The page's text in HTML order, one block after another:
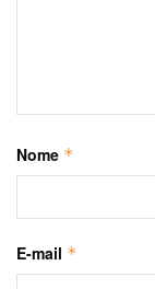
Nome *
E-mail *